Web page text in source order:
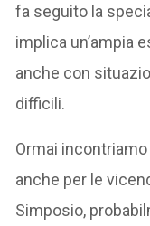
fa seguito la
implica un’ampia
anche con
difficili.
Ormai
anche per le
Simposio,